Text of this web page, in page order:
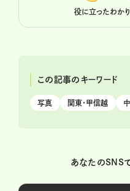
役に立ったわか
この記事のキーワード
写真 関東・甲信越
あなたのSNS